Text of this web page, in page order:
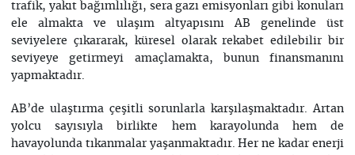
trafik, yakıt bağımlılığı, sera gazı emisyonları gibi konuları
ele almakta ve ulaşım altyapısını AB genelinde üst
seviyelere çıkararak, küresel olarak rekabet edilebilir bir
seviyeye getirmeyi amaçlamakta, bunun finansmanını
yapmaktadır.
AB’de ulaştırma çeşitli sorunlarla karşılaşmaktadır. Artan
yolcu sayısıyla birlikte hem karayolunda hem de
havayolunda tıkanmalar yaşanmaktadır. Her ne kadar enerji